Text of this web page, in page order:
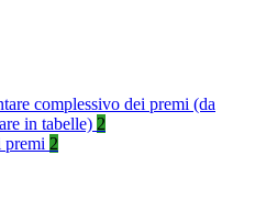
complessivo dei premi (da
in tabelle) 2
premi 2